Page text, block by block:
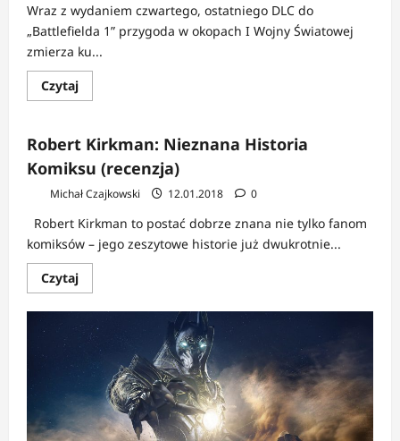
Wraz z wydaniem czwartego, ostatniego DLC do
„Battlefielda 1” przygoda w okopach I Wojny Światowej
zmierza ku...
CzytajDowiedz
się
Co
się
udało
w
Battlefield
Robert Kirkman: Nieznana Historia
Komiksu (recenzja)
Michał Czajkowski 12.01.2018 0
Robert Kirkman to postać dobrze znana nie tylko fanom
komiksów – jego zeszytowe historie już dwukrotnie...
CzytajDowiedz
się
o
Robert
Kirkman:
Nieznana
Historia
Komiksu
(recenzja)